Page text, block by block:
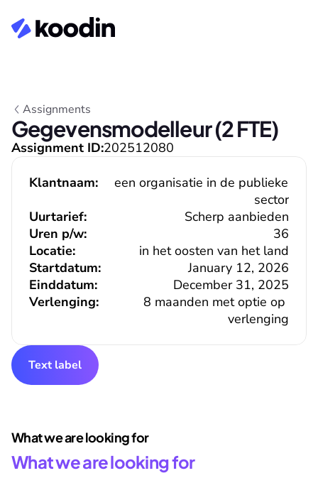
Assignments
Gegevensmodelleur (2 FTE)
Assignment ID:202512080
Klantnaam:
een organisatie in de publieke
sector
Uurtarief:
Scherp aanbieden
36
Uren p/w:
Locatie:
in het oosten van het land
Verlenging:
8 maanden met optie op
verlenging
Einddatum: December 31, 2025
Startdatum: January 12, 2026
Text label
What we are looking for
What we are looking for